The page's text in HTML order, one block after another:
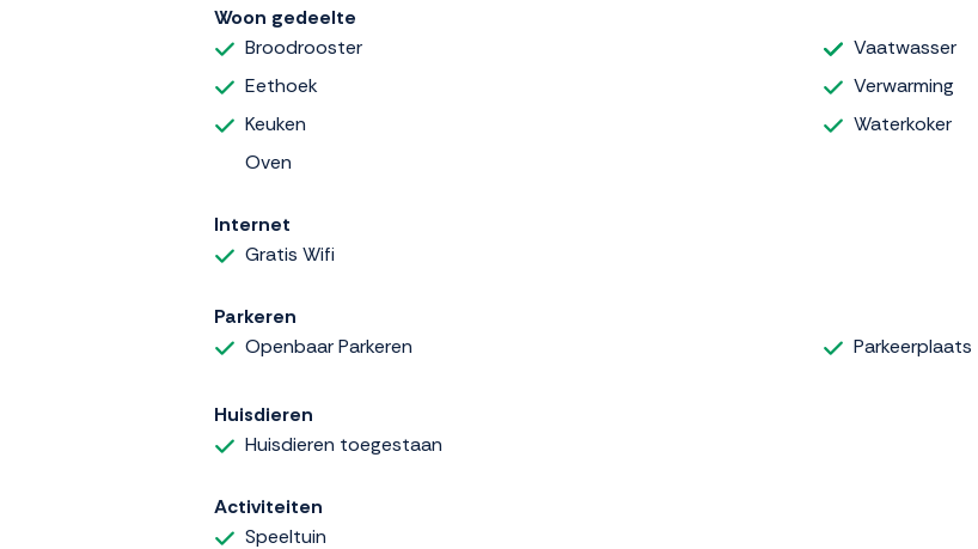
Woon gedeelte
Broodrooster
Eethoek
Keuken
Oven
Vaatwasser
Verwarming
Waterkoker
Internet
Gratis Wifi
Parkeren
Openbaar Parkeren
Parkeerplaats
Huisdieren
Huisdieren toegestaan
Activiteiten
Speeltuin